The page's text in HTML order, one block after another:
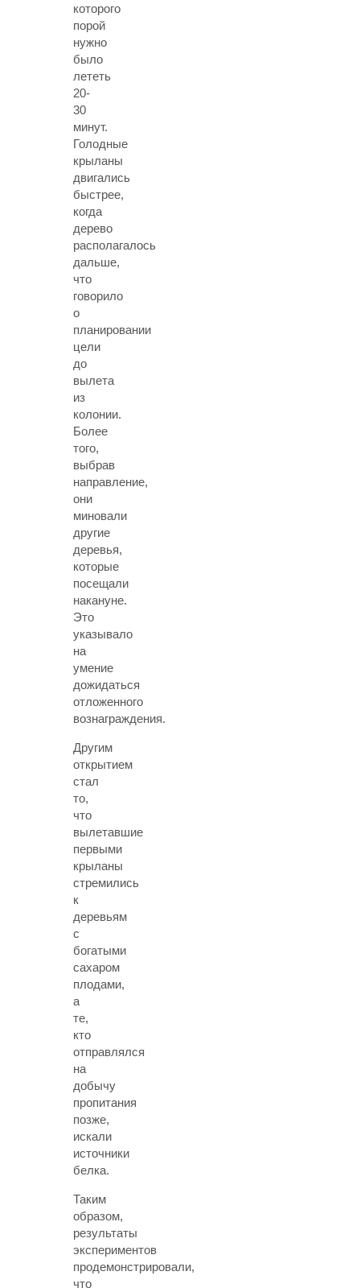
которого
порой
нужно
было
лететь
20-
30
минут.
Голодные
крыланы
двигались
быстрее,
когда
дерево
располагалось
дальше,
что
говорило
о
планировании
цели
до
вылета
из
колонии.
Более
того,
выбрав
направление,
они
миновали
другие
деревья,
которые
посещали
накануне.
Это
указывало
на
умение
дожидаться
отложенного
вознаграждения.
Другим
открытием
стал
то,
что
вылетавшие
первыми
крыланы
стремились
к
деревьям
с
богатыми
сахаром
плодами,
а
те,
кто
отправлялся
на
добычу
пропитания
позже,
искали
источники
белка.
Таким
образом,
результаты
экспериментов
продемонстрировали,
что